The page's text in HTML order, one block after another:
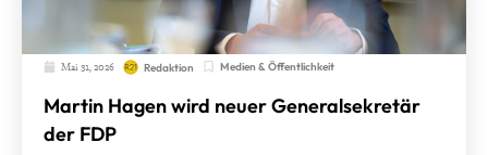
Mai 31, 2026 Redaktion Medien & Öffentlichkeit
Martin Hagen wird neuer Generalsekretär
der FDP